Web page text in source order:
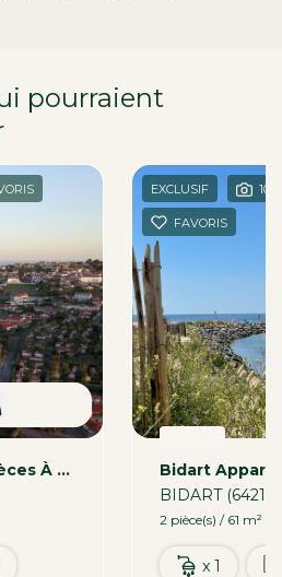
pourraient
Appartement 5 Pièces À Vendre À Bidart - 111,93 M² Avec Terrasse Et Parking
EXCLUSIF 10
FAVORIS
BIDART (64210)
2 pièce(s) / 61 m²
x 1